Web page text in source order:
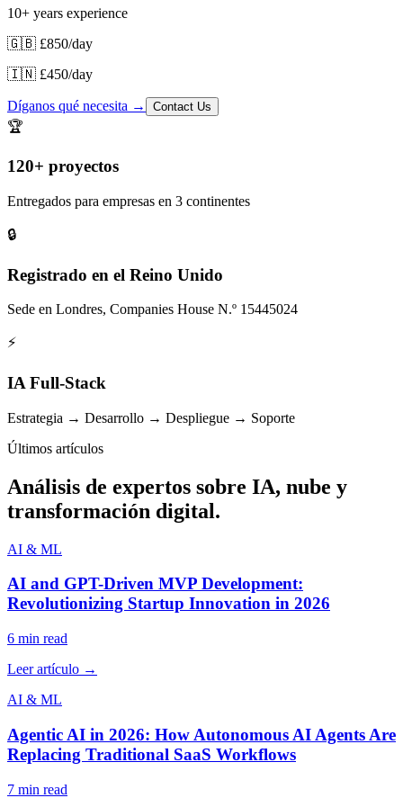
10+ years experience
🇬🇧 £850/day
🇮🇳 £450/day
Díganos qué necesita → Contact Us
🏆
120+ proyectos
Entregados para empresas en 3 continentes
🔒
Registrado en el Reino Unido
Sede en Londres, Companies House N.º 15445024
⚡
IA Full-Stack
Estrategia → Desarrollo → Despliegue → Soporte
Últimos artículos
Análisis de expertos sobre IA, nube y
transformación digital.
AI & ML
AI and GPT-Driven MVP Development:
Revolutionizing Startup Innovation in 2026
6 min read
Leer artículo →
AI & ML
Agentic AI in 2026: How Autonomous AI Agents Are
Replacing Traditional SaaS Workflows
7 min read